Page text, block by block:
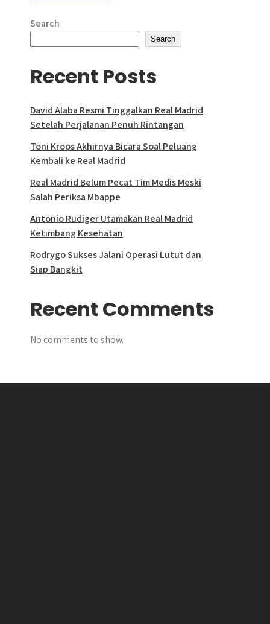
Search
Search
Recent Posts
David Alaba Resmi Tinggalkan Real Madrid
Setelah Perjalanan Penuh Rintangan
Toni Kroos Akhirnya Bicara Soal Peluang
Kembali ke Real Madrid
Real Madrid Belum Pecat Tim Medis Meski
Salah Periksa Mbappe
Antonio Rudiger Utamakan Real Madrid
Ketimbang Kesehatan
Rodrygo Sukses Jalani Operasi Lutut dan
Siap Bangkit
Recent Comments
No comments to show.